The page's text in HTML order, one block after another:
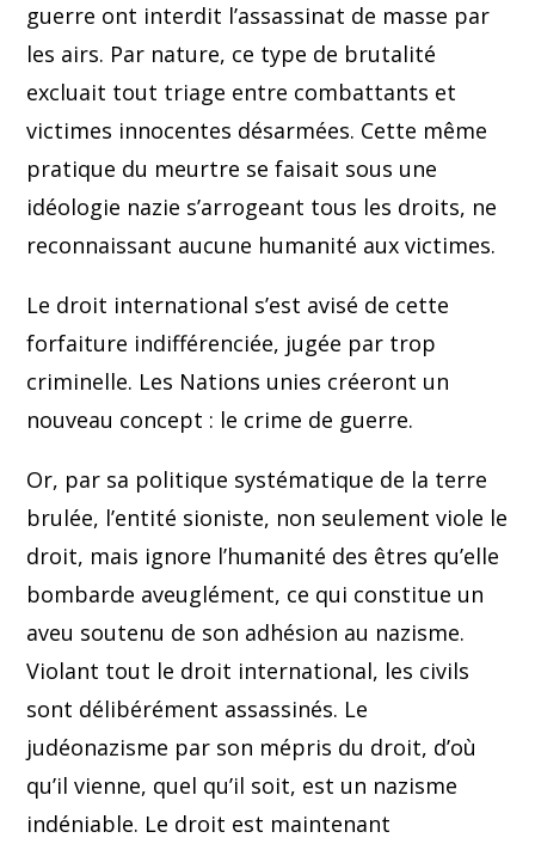
guerre ont interdit l’assassinat de masse par
les airs. Par nature, ce type de brutalité
excluait tout triage entre combattants et
victimes innocentes désarmées. Cette même
pratique du meurtre se faisait sous une
idéologie nazie s’arrogeant tous les droits, ne
reconnaissant aucune humanité aux victimes.
Le droit international s’est avisé de cette
forfaiture indifférenciée, jugée par trop
criminelle. Les Nations unies créeront un
nouveau concept : le crime de guerre.
Or, par sa politique systématique de la terre
brulée, l’entité sioniste, non seulement viole le
droit, mais ignore l’humanité des êtres qu’elle
bombarde aveuglément, ce qui constitue un
aveu soutenu de son adhésion au nazisme.
Violant tout le droit international, les civils
sont délibérément assassinés. Le
judéonazisme par son mépris du droit, d’où
qu’il vienne, quel qu’il soit, est un nazisme
indéniable. Le droit est maintenant